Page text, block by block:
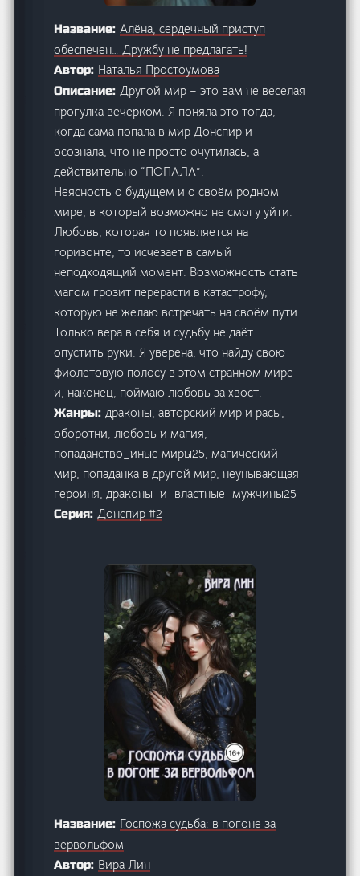
Название:Алёна, сердечный приступ
обеспечен… Дружбу не предлагать!
Автор: Наталья Простоумова
Описание:Другой мир – это вам не веселая
прогулка вечерком. Я поняла это тогда,
когда сама попала в мир Донспир и
осознала, что не просто очутилась, а
действительно “ПОПАЛА”.
Неясность о будущем и о своём родном
мире, в который возможно не смогу уйти.
Любовь, которая то появляется на
горизонте, то исчезает в самый
неподходящий момент. Возможность стать
магом грозит перерасти в катастрофу,
которую не желаю встречать на своём пути.
Только вера в себя и судьбу не даёт
опустить руки. Я уверена, что найду свою
фиолетовую полосу в этом странном мире
и, наконец, поймаю любовь за хвост.
Жанры:драконы, авторский мир и расы,
оборотни, любовь и магия,
попаданство_иные миры25, магический
мир, попаданка в другой мир, неунывающая
героиня, драконы_и_властные_мужчины25
Серия:Донспир #2
Название: Госпожа судьба: в погоне за
вервольфом
Автор: Вира Лин